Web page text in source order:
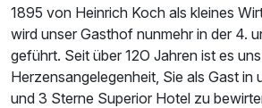
Zusatznächte
Für 4 Tage
1895 von Heinrich Koch als kleines
wird unser Gasthof nunmehr in der 4.
geführt. Seit über 12O Jahren ist es
Herzensangelegenheit, Sie als Gast in
und 3 Sterne Superior Hotel zu